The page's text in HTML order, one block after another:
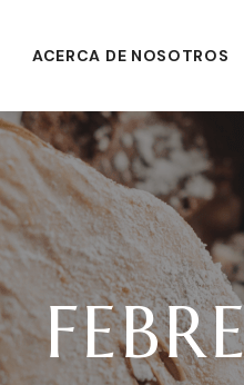
ACERCA DE NOSOTROS